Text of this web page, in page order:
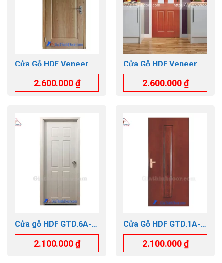
Cửa Gỗ HDF Veneer
GTD.1B-OAK
2.600.000₫
Cửa Gỗ HDF Veneer
GTD.4G2-CAM XE
2.600.000₫
Cửa gỗ HDF GTD.6A-
C1
2.100.000₫
Cửa Gỗ HDF GTD.1A-
C13
2.100.000₫